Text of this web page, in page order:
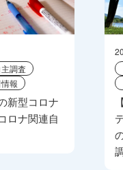
調査
報
新型コロナ
ロナ関連自